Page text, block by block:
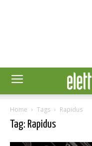
Home Tags Rapidus
Tag: Rapidus